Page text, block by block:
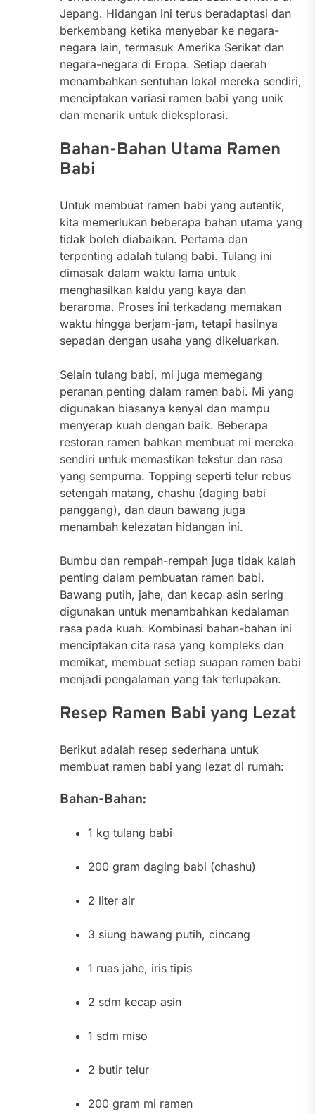
Jepang. Hidangan ini terus beradaptasi dan
berkembang ketika menyebar ke negara-
negara lain, termasuk Amerika Serikat dan
negara-negara di Eropa. Setiap daerah
menambahkan sentuhan lokal mereka sendiri,
menciptakan variasi ramen babi yang unik
dan menarik untuk dieksplorasi.
Bahan-Bahan Utama Ramen
Babi
Untuk membuat ramen babi yang autentik,
kita memerlukan beberapa bahan utama yang
tidak boleh diabaikan. Pertama dan
terpenting adalah tulang babi. Tulang ini
dimasak dalam waktu lama untuk
menghasilkan kaldu yang kaya dan
beraroma. Proses ini terkadang memakan
waktu hingga berjam-jam, tetapi hasilnya
sepadan dengan usaha yang dikeluarkan.
Selain tulang babi, mi juga memegang
peranan penting dalam ramen babi. Mi yang
digunakan biasanya kenyal dan mampu
menyerap kuah dengan baik. Beberapa
restoran ramen bahkan membuat mi mereka
sendiri untuk memastikan tekstur dan rasa
yang sempurna. Topping seperti telur rebus
setengah matang, chashu (daging babi
panggang), dan daun bawang juga
menambah kelezatan hidangan ini.
Bumbu dan rempah-rempah juga tidak kalah
penting dalam pembuatan ramen babi.
Bawang putih, jahe, dan kecap asin sering
digunakan untuk menambahkan kedalaman
rasa pada kuah. Kombinasi bahan-bahan ini
menciptakan cita rasa yang kompleks dan
memikat, membuat setiap suapan ramen babi
menjadi pengalaman yang tak terlupakan.
Resep Ramen Babi yang Lezat
Berikut adalah resep sederhana untuk
membuat ramen babi yang lezat di rumah:
Bahan-Bahan:
1 kg tulang babi
200 gram daging babi (chashu)
2 liter air
3 siung bawang putih, cincang
1 ruas jahe, iris tipis
2 sdm kecap asin
1 sdm miso
2 butir telur
200 gram mi ramen